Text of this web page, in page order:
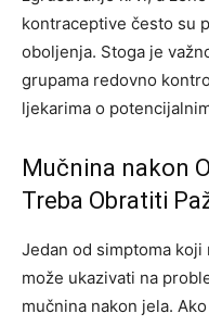
kontraceptive često su
oboljenja. Stoga je
grupama redovno
ljekarima o
Mučnina nakon
Treba Obratiti
Jedan od simptoma
može ukazivati na
mučnina nakon jela.